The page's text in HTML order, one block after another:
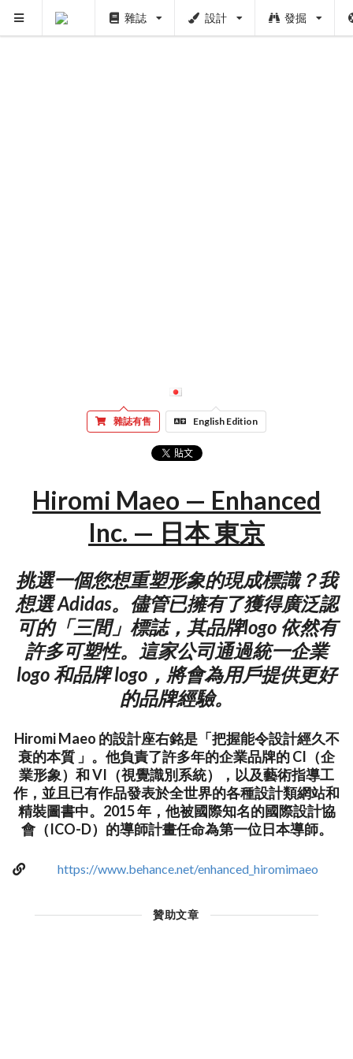
雜誌 設計 發掘
雜誌有售 English Edition
Hiromi Maeo — Enhanced
Inc. — 日本 東京
挑選一個您想重塑形象的現成標識？我
想選 Adidas。儘管已擁有了獲得廣泛認
可的「三間」標誌，其品牌logo 依然有
許多可塑性。這家公司通過統一企業
logo 和品牌 logo，將會為用戶提供更好
的品牌經驗。
Hiromi Maeo 的設計座右銘是「把握能令設計經久不
衰的本質 」。他負責了許多年的企業品牌的 CI（企
業形象）和 VI（視覺識別系統），以及藝術指導工
作，並且已有作品發表於全世界的各種設計類網站和
精裝圖書中。2015 年，他被國際知名的國際設計協
會（ICO-D）的導師計畫任命為第一位日本導師。
https://www.behance.net/enhanced_hiromimaeo
贊助文章